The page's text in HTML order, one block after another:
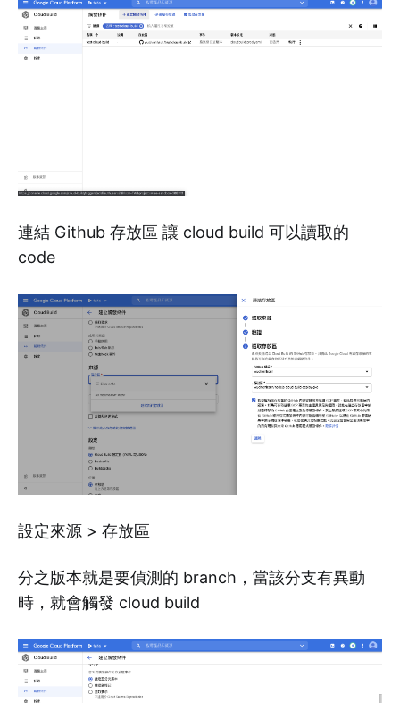
連結 Github 存放區 讓 cloud build 可以讀取的
code
設定來源 > 存放區
分之版本就是要偵測的 branch，當該分支有異動
時，就會觸發 cloud build